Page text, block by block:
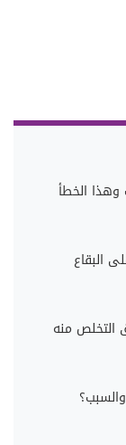
الخطأ
البقاع
التخلص منه